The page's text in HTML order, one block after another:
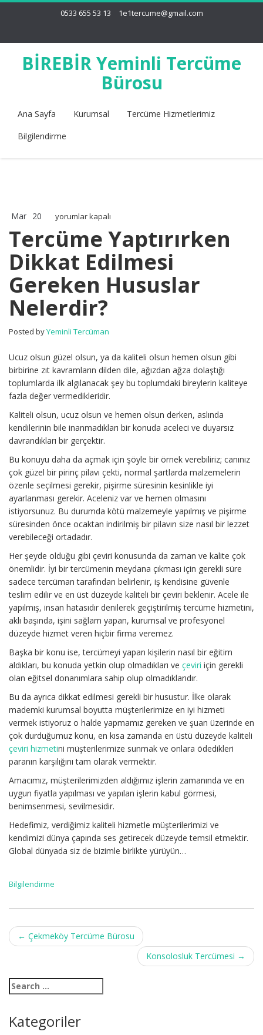
0533 655 53 13 1e1tercume@gmail.com
BİREBİR Yeminli Tercüme
Bürosu
Ana Sayfa Kurumsal
Tercüme Hizmetlerimiz
Bilgilendirme
Mar 20
Tercüme
Dikkat
Gereken
Hususlar
Nelerdir?
için
yorumlar kapalı
Tercüme Yaptırırken
Dikkat Edilmesi
Gereken Hususlar
Nelerdir?
Posted byYeminli Tercüman
Ucuz olsun güzel olsun, ya da kaliteli olsun hemen olsun gibi
birbirine zıt kavramların dilden dile, ağızdan ağza dolaştığı
toplumlarda ilk algılanacak şey bu toplumdaki bireylerin kaliteye
fazla değer vermedikleridir.
Kaliteli olsun, ucuz olsun ve hemen olsun derken, aslında
kendilerinin bile inanmadıkları bir konuda aceleci ve duyarsız
davrandıkları bir gerçektir.
Bu konuyu daha da açmak için şöyle bir örnek verebiliriz; canınız
çok güzel bir pirinç pilavı çekti, normal şartlarda malzemelerin
özenle seçilmesi gerekir, pişirme süresinin kesinlikle iyi
ayarlanması gerekir. Aceleniz var ve hemen olmasını
istiyorsunuz. Bu durumda kötü malzemeyle yapılmış ve pişirme
süresinden önce ocaktan indirilmiş bir pilavın size nasıl bir lezzet
verebileceği ortadadır.
Her şeyde olduğu gibi çeviri konusunda da zaman ve kalite çok
önemlidir. İyi bir tercümenin meydana çıkması için gerekli süre
sadece tercüman tarafından belirlenir, iş kendisine güvenle
teslim edilir ve en üst düzeyde kaliteli bir çeviri beklenir. Acele ile
yapılmış, insan hatasıdır denilerek geçiştirilmiş tercüme hizmetini,
aklı başında, işini sağlam yapan, kurumsal ve profesyonel
düzeyde hizmet veren hiçbir firma veremez.
Başka bir konu ise, tercümeyi yapan kişilerin nasıl bir eğitim
aldıkları, bu konuda yetkin olup olmadıkları ve çeviri için gerekli
olan eğitsel donanımlara sahip olup olmadıklarıdır.
Bu da ayrıca dikkat edilmesi gerekli bir husustur. İlke olarak
mademki kurumsal boyutta müşterilerimize en iyi hizmeti
vermek istiyoruz o halde yapmamız gereken ve şuan üzerinde en
çok durduğumuz konu, en kısa zamanda en üstü düzeyde kaliteli
çeviri hizmetini müşterilerimize sunmak ve onlara ödedikleri
paranın karşılığını tam olarak vermektir.
Amacımız, müşterilerimizden aldığımız işlerin zamanında ve en
uygun fiyatla yapılması ve yapılan işlerin kabul görmesi,
benimsenmesi, sevilmesidir.
Hedefimiz, verdiğimiz kaliteli hizmetle müşterilerimizi ve
kendimizi dünya çapında ses getirecek düzeyde temsil etmektir.
Global dünyada siz de bizimle birlikte yürüyün…
Bilgilendirme
Post
← Çekmeköy Tercüme Bürosu
Konsolosluk Tercümesi →
Kategoriler